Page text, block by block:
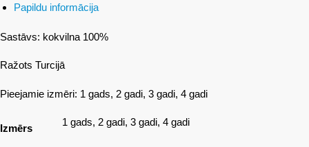
Papildu informācija
Sastāvs: kokvilna 100%
Ražots Turcijā
Pieejamie izmēri: 1 gads, 2 gadi, 3 gadi, 4 gadi
Izmērs
1 gads, 2 gadi, 3 gadi, 4 gadi